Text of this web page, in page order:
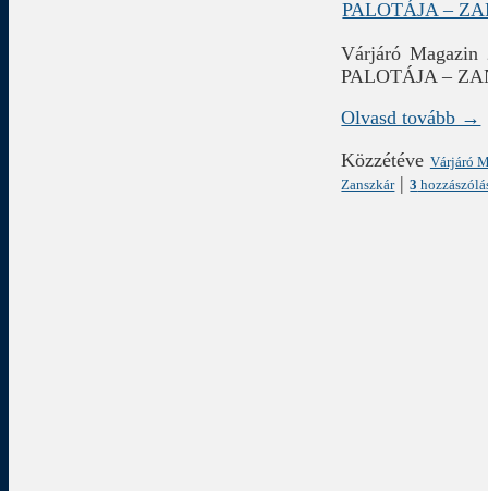
Várjáró
PALOTÁJA –
Olvasd tovább →
Közzétéve Várjáró
Zanszkár|3